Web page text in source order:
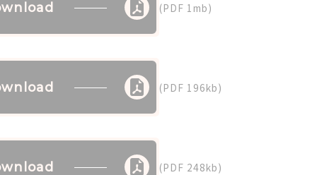
(PDF 1mb)
(PDF 196kb)
(PDF 248kb)